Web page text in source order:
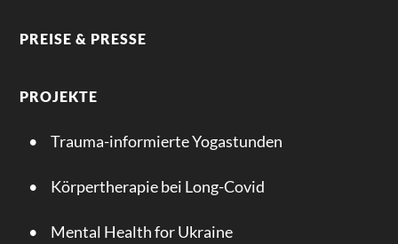
PREISE & PRESSE
PROJEKTE
Trauma-informierte Yogastunden
Körpertherapie bei Long-Covid
Mental Health for Ukraine